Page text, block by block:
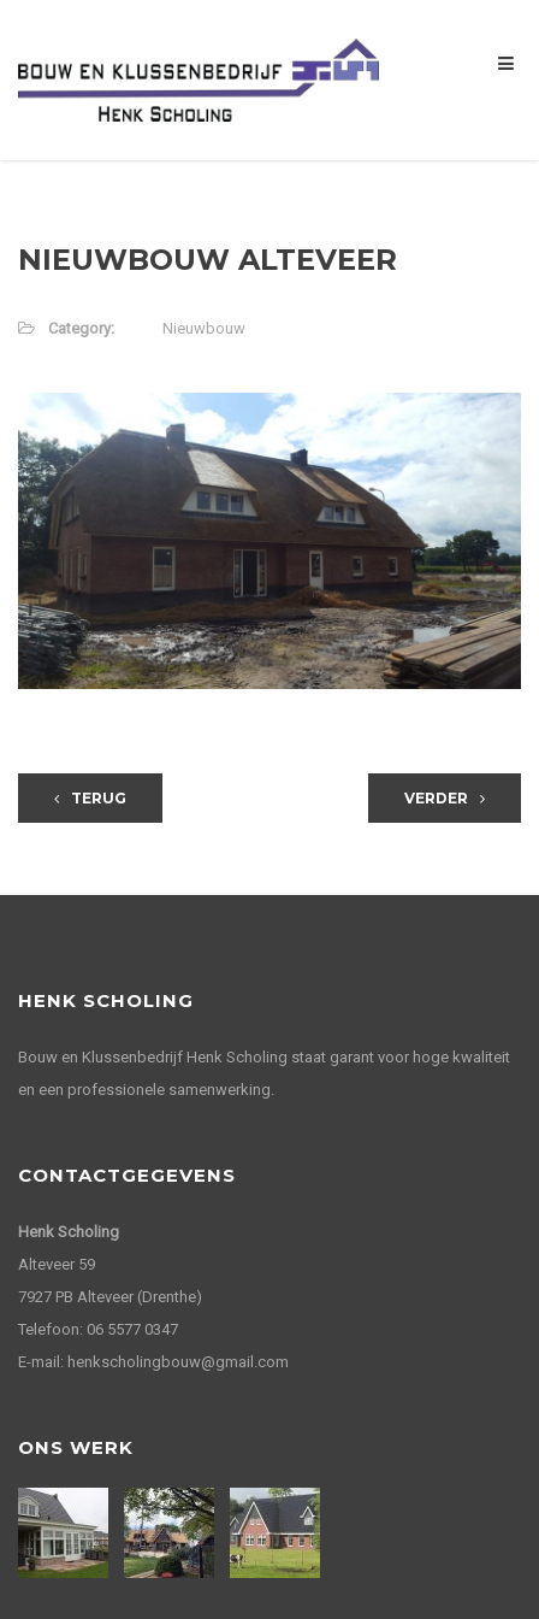
NIEUWBOUW ALTEVEER
Category: Nieuwbouw
TERUG VERDER
HENK SCHOLING
Bouw en Klussenbedrijf Henk Scholing staat garant voor hoge kwaliteit
en een professionele samenwerking.
CONTACTGEGEVENS
Henk Scholing
Alteveer 59
7927 PB Alteveer (Drenthe)
Telefoon: 06 5577 0347
E-mail: henkscholingbouw@gmail.com
ONS WERK